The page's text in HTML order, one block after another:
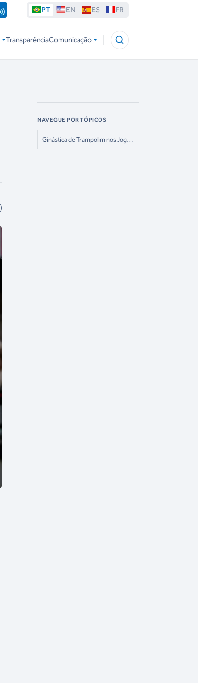
PT EN ES FR
TransparênciaComunicação
NAVEGUE POR TÓPICOS
Ginástica de Trampolim nos Jogos